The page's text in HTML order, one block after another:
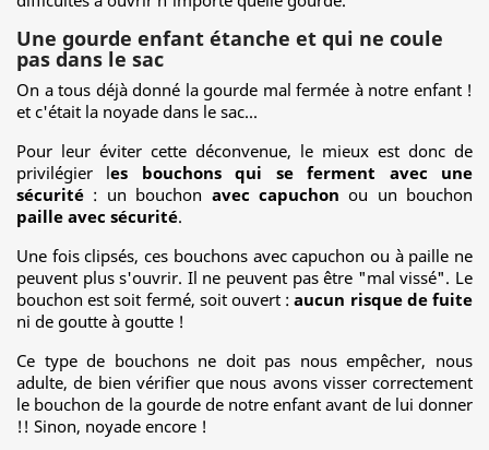
Une gourde enfant étanche et qui ne coule
pas dans le sac
On a tous déjà donné la gourde mal fermée à notre enfant !
et c'était la noyade dans le sac...
Pour leur éviter cette déconvenue, le mieux est donc de
privilégier les bouchons qui se ferment avec une
sécurité : un bouchon avec capuchon ou un bouchon
paille avec sécurité.
Une fois clipsés, ces bouchons avec capuchon ou à paille ne
peuvent plus s'ouvrir. Il ne peuvent pas être "mal vissé". Le
bouchon est soit fermé, soit ouvert :aucun risque de fuite
ni de goutte à goutte !
Ce type de bouchons ne doit pas nous empêcher, nous
adulte, de bien vérifier que nous avons visser correctement
le bouchon de la gourde de notre enfant avant de lui donner
!! Sinon, noyade encore !